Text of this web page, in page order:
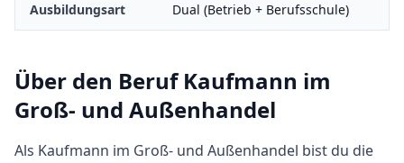
Ausbildungsart Dual (Betrieb + Berufsschule)
Über den BerufKaufmann im
Groß- und Außenhandel
Als Kaufmann im Groß- und Außenhandel bist du die